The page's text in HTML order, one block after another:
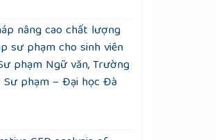
nâng cao chất lượng
sư phạm cho sinh viên
phạm Ngữ văn, Trường
phạm – Đại học Đà